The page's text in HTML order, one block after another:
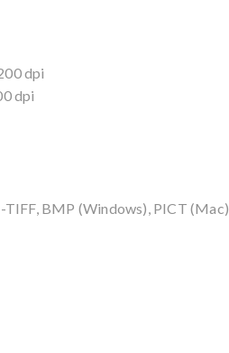
dpi
dpi
TIFF, BMP (Windows), PICT (Mac)